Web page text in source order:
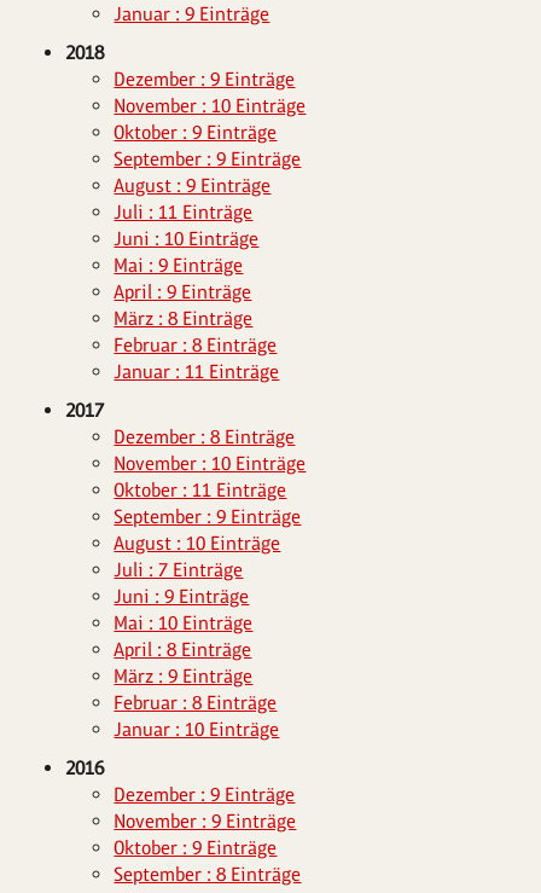
Januar : 9 Einträge
2018
Dezember : 9 Einträge
November : 10 Einträge
Oktober : 9 Einträge
September : 9 Einträge
August : 9 Einträge
Juli : 11 Einträge
Juni : 10 Einträge
Mai : 9 Einträge
April : 9 Einträge
März : 8 Einträge
Februar : 8 Einträge
Januar : 11 Einträge
2017
Dezember : 8 Einträge
November : 10 Einträge
Oktober : 11 Einträge
September : 9 Einträge
August : 10 Einträge
Juli : 7 Einträge
Juni : 9 Einträge
Mai : 10 Einträge
April : 8 Einträge
März : 9 Einträge
Februar : 8 Einträge
Januar : 10 Einträge
2016
Dezember : 9 Einträge
November : 9 Einträge
Oktober : 9 Einträge
September : 8 Einträge